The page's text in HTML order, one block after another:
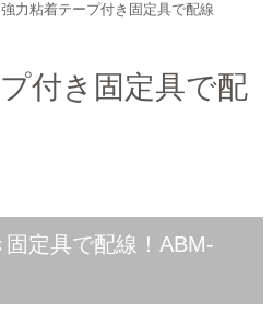
強力粘着テープ付き固定具で配線
付き固定具で配
定具で配線！ABM-